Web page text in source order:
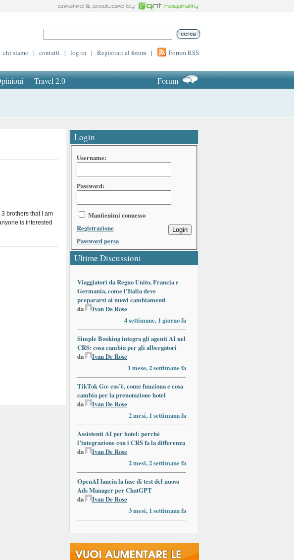
chi siamo | contatti | log-in | Registrati al forum | Forum RSS
Travel 2.0 Forum
brothers that I am
is interested
Login
Username:
Password:
Mantienimi connesso
Login
Registrazione
Password persa
Ultime Discussioni
Viaggiatori da Regno Unito, Francia e
Germania, come l’Italia deve
prepararsi ai nuovi cambiamenti
da
Ivan De Rose
4 settimane, 1 giorno fa
Simple Booking integra gli agenti AI nel
CRS: cosa cambia per gli albergatori
da
Ivan De Rose
1 mese, 2 settimane fa
TikTok Go: cos’è, come funziona e cosa
cambia per la prenotazione hotel
da
Ivan De Rose
2 mesi, 1 settimana fa
Assistenti AI per hotel: perché
l’integrazione con i CRS fa la differenza
da
Ivan De Rose
2 mesi, 2 settimane fa
OpenAI lancia la fase di test del nuovo
Ads Manager per ChatGPT
da
Ivan De Rose
3 mesi, 1 settimana fa